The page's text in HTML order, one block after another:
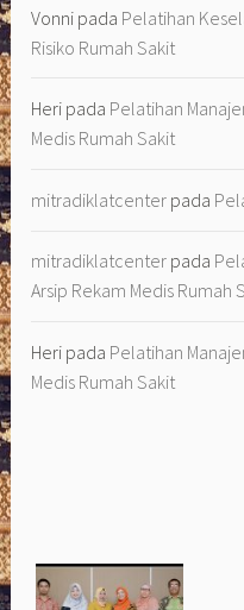
Vonni pada Pelatihan
Risiko Rumah Sakit
Heri pada Pelatihan
Medis Rumah Sakit
mitradiklatcenter pada
mitradiklatcenter pada
Arsip Rekam Medis Rumah
Heri pada Pelatihan
Medis Rumah Sakit